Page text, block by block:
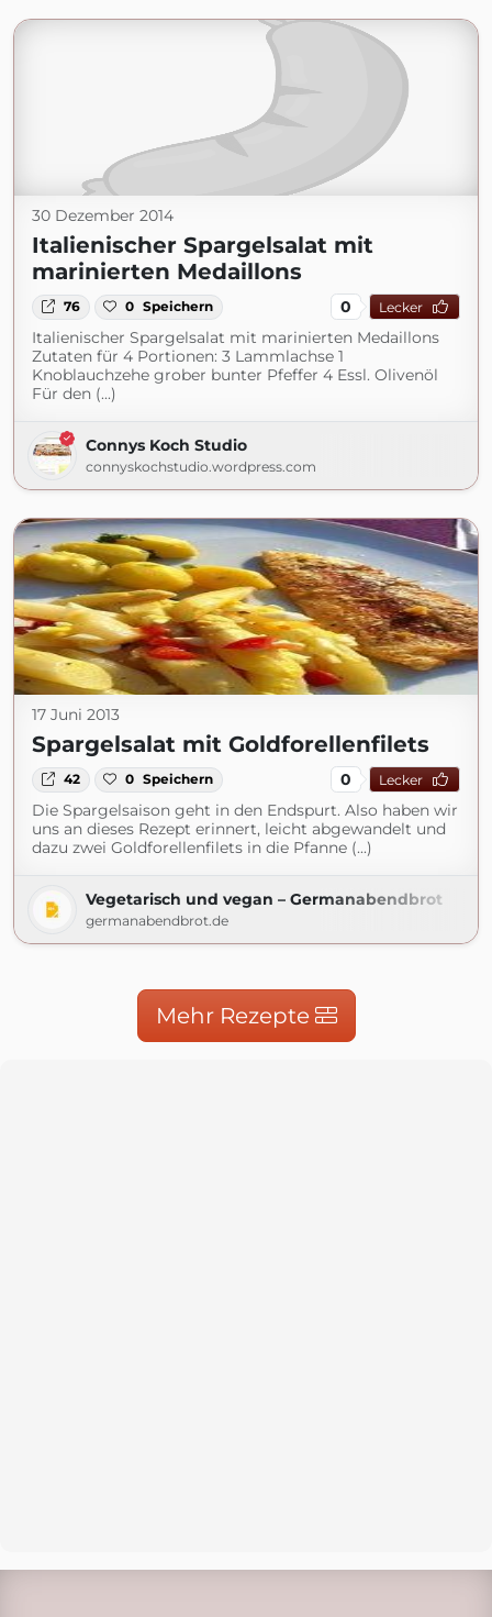
30 Dezember 2014
Italienischer Spargelsalat mit
marinierten Medaillons
76 0 Speichern 0 Lecker
Italienischer Spargelsalat mit marinierten Medaillons
Zutaten für 4 Portionen: 3 Lammlachse 1
Knoblauchzehe grober bunter Pfeffer 4 Essl. Olivenöl
Für den (...)
Connys Koch Studio
connyskochstudio.wordpress.com
17 Juni 2013
Spargelsalat mit Goldforellenfilets
42 0 Speichern 0 Lecker
Die Spargelsaison geht in den Endspurt. Also haben wir
uns an dieses Rezept erinnert, leicht abgewandelt und
dazu zwei Goldforellenfilets in die Pfanne (...)
Vegetarisch und vegan – Germanabendbrot
germanabendbrot.de
Mehr Rezepte